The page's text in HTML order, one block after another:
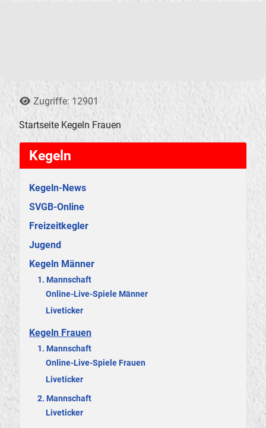
DetailsZugriffe: 12901
Startseite Kegeln Frauen
Kegeln
Kegeln-News
SVGB-Online
Freizeitkegler
Jugend
Kegeln Männer
1. Mannschaft
Online-Live-Spiele Männer
Liveticker
Kegeln Frauen
1. Mannschaft
Online-Live-Spiele Frauen
Liveticker
2. Mannschaft
Liveticker